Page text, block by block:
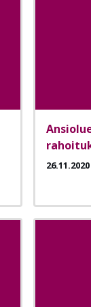
26.11.2020